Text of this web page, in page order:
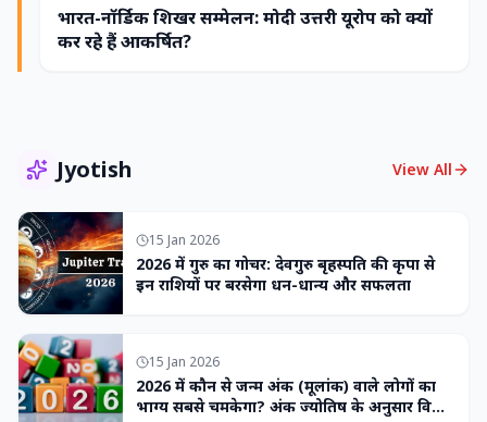
भारत-नॉर्डिक शिखर सम्मेलन: मोदी उत्तरी यूरोप को क्यों
कर रहे हैं आकर्षित?
Jyotish View All
15 Jan 2026
2026 में गुरु का गोचर: देवगुरु बृहस्पति की कृपा से
इन राशियों पर बरसेगा धन-धान्य और सफलता
15 Jan 2026
2026 में कौन से जन्म अंक (मूलांक) वाले लोगों का
भाग्य सबसे चमकेगा? अंक ज्योतिष के अनुसार विशेष